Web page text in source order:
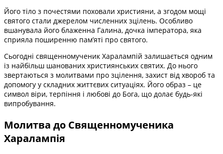
Його тіло з почестями поховали християни, а згодом мощі
святого стали джерелом численних зцілень. Особливо
вшанувала його блаженна Галина, дочка імператора, яка
сприяла поширенню пам’яті про святого.
Сьогодні священномученик Харалампій залишається одним
із найбільш шанованих християнських святих. До нього
звертаються з молитвами про зцілення, захист від хвороб та
допомогу у складних життєвих ситуаціях. Його образ – це
символ віри, терпіння і любові до Бога, що долає будь-які
випробування.
Молитва до Священномученика
Харалампія